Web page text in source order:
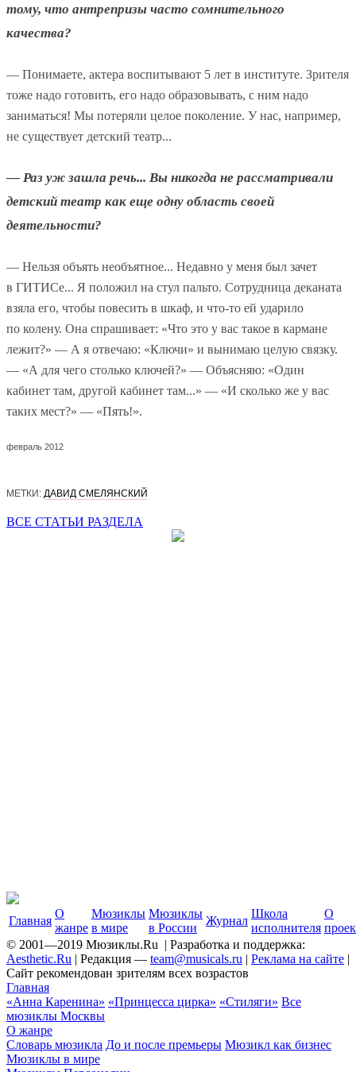
тому, что антрепризы часто сомнительного
качества?
— Понимаете, актера воспитывают 5 лет в институте. Зрителя
тоже надо готовить, его надо образовывать, с ним надо
заниматься! Мы потеряли целое поколение. У нас, например,
не существует детский театр...
— Раз уж зашла речь... Вы никогда не рассматривали
детский театр как еще одну область своей
деятельности?
— Нельзя объять необъятное... Недавно у меня был зачет
в ГИТИСе... Я положил на стул пальто. Сотрудница деканата
взяла его, чтобы повесить в шкаф, и что-то ей ударило
по колену. Она спрашивает: «Что это у вас такое в кармане
лежит?» — А я отвечаю: «Ключи» и вынимаю целую связку.
— «А для чего столько ключей?» — Объясняю: «Один
кабинет там, другой кабинет там...» — «И сколько же у вас
таких мест?» — «Пять!».
февраль 2012
МЕТКИ: ДАВИД СМЕЛЯНСКИЙ
ВСЕ СТАТЬИ РАЗДЕЛА
Главная
О
жанре
Мюзиклы
в мире
Мюзиклы
в России
Журнал
Школа
исполнителя
О
© 2001—2019 Мюзиклы.Ru | Разработка и поддержка:
Aesthetic.Ru | Редакция — team@musicals.ru | Реклама на сайте |
Сайт рекомендован зрителям всех возрастов
Главная
«Анна Каренина» «Принцесса цирка» «Стиляги» Все
мюзиклы Москвы
О жанре
Cловарь мюзикла До и после премьеры Мюзикл как бизнес
Мюзиклы в мире